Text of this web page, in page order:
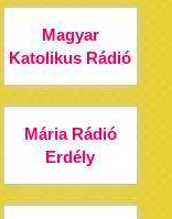
Magyar
Katolikus Rádió
Mária Rádió
Erdély